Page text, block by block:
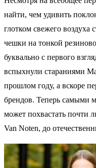
найти, чем удивить
глотком свежего
чешки на тонкой
буквально с первого
вспыхнули стараниями
прошлом году, а вскоре
брендов. Теперь самыми
может похвастать почти
Van Noten, до